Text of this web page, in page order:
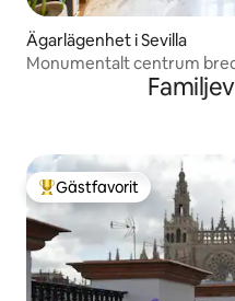
Ägarlägenhet i Sevilla
Monumentalt centrum
Populär gästfavorit
Gästfavorit